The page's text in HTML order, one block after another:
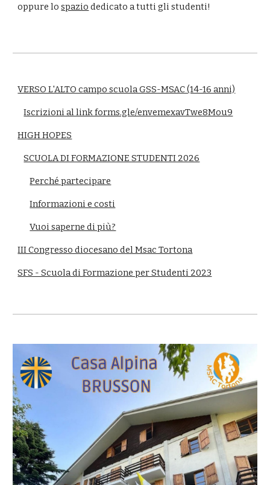
oppure lospazio dedicato a tutti gli studenti!
VERSO L'ALTO campo scuola GSS-MSAC (14-16 anni)
Iscrizioni al link forms.gle/envemexavTwe8Mou9
HIGH HOPES
SCUOLA DI FORMAZIONE STUDENTI 2026
Perché partecipare
Informazioni e costi
Vuoi saperne di più?
III Congresso diocesano del Msac Tortona
SFS - Scuola di Formazione per Studenti 2023